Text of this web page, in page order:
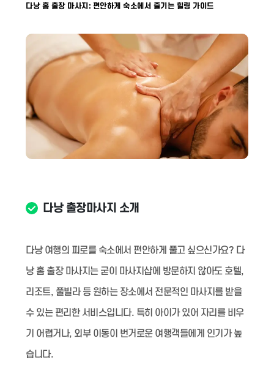
다낭 홈 출장 마사지: 편안하게 숙소에서 즐기는 힐링 가이드
다낭 출장마사지 소개
다낭 여행의 피로를 숙소에서 편안하게 풀고 싶으신가요? 다
낭 홈 출장 마사지는 굳이 마사지샵에 방문하지 않아도 호텔,
리조트, 풀빌라 등 원하는 장소에서 전문적인 마사지를 받을
수 있는 편리한 서비스입니다. 특히 아이가 있어 자리를 비우
기 어렵거나, 외부 이동이 번거로운 여행객들에게 인기가 높
습니다.